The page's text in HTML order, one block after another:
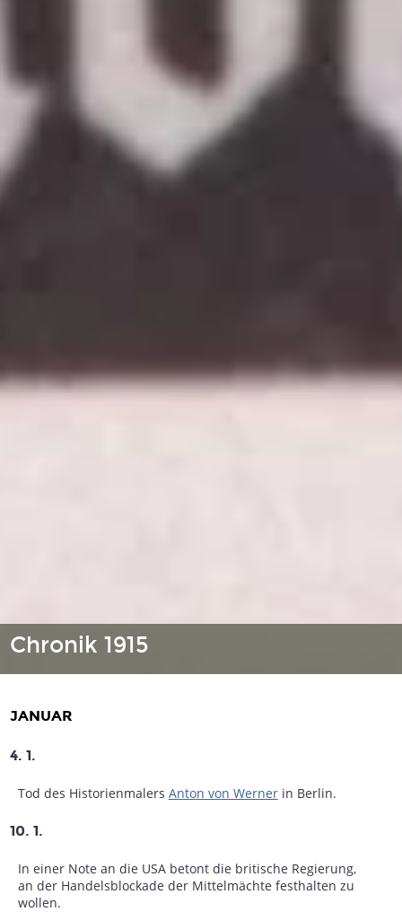
Chronik 1915
JANUAR
4. 1.
Tod des Historienmalers Anton von Wernerin Berlin.
10. 1.
In einer Note an die USA betont die britische Regierung,
an der Handelsblockade der Mittelmächte festhalten zu
wollen.